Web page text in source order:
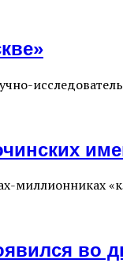
миллионниках
во